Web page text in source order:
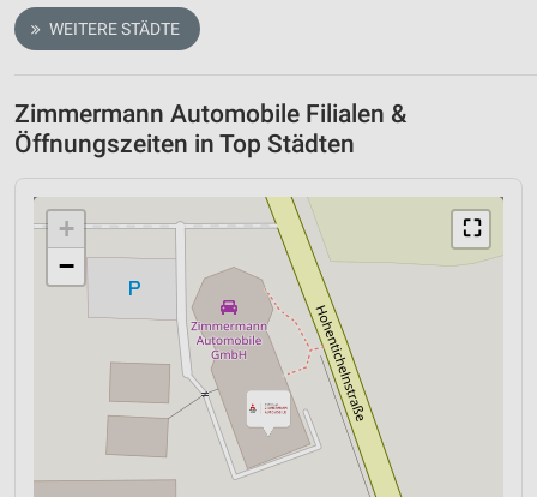
WEITERE STÄDTE
Zimmermann Automobile Filialen &
Öffnungszeiten in Top Städten
⛶
+
−